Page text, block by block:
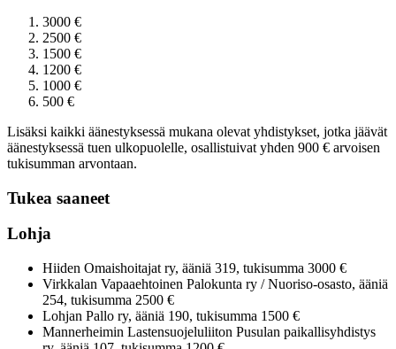
3000 €
2500 €
1500 €
1200 €
1000 €
500 €
Lisäksi kaikki äänestyksessä mukana olevat yhdistykset, jotka jäävät
äänestyksessä tuen ulkopuolelle, osallistuivat yhden 900 € arvoisen
tukisumman arvontaan.
Tukea saaneet
Lohja
Hiiden Omaishoitajat ry, ääniä 319, tukisumma 3000 €
Virkkalan Vapaaehtoinen Palokunta ry / Nuoriso-osasto, ääniä
254, tukisumma 2500 €
Lohjan Pallo ry, ääniä 190, tukisumma 1500 €
Mannerheimin Lastensuojeluliiton Pusulan paikallisyhdistys